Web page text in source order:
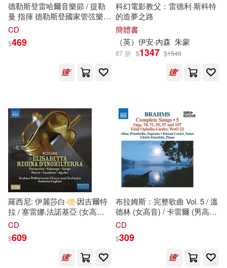
汕頭大學出版社(1)
江蘇鳳凰文藝出版社(1)
清文華泉(1)
清文華泉事業有限公司(1)
清華大學出版社(1)
湖南文藝出版社(1)
德勒斯登雷哈爾音樂節 / 提勒
曼 指揮 德勒斯登國家管弦樂團
與薩克森國家歌劇院合唱團(ive
Lehar Gala From Dresden)/
Christian Thielemann)
CD
$469
科幻電影教父：雷德利·斯科特
的造夢之路
簡體書
（英）伊安·內森 朱蒙
87 折 $1347 $1548
羅西尼: 伊麗莎白·德·因吉爾特
拉 / 塞雷娜.法諾基亞 (女高音) /
瑪拉.高登齊 (女中音) / 安東尼
夫愛樂樂團, 克拉科夫愛樂合唱
團 (2CD)(Rossini: Elisabetta,
regina d’Inghilterra / Serena
CD
$609
布拉姆斯：完整歌曲 Vol. 5 / 溫
德林 (女高音) / 卡雷爾 (男高
音) / 艾森洛爾 (鋼琴)(Brahms:
Wunderlin(soprano), Kieran
Carrel(tenor),Ulrich
Eisenlohr(paino))
CD
$309